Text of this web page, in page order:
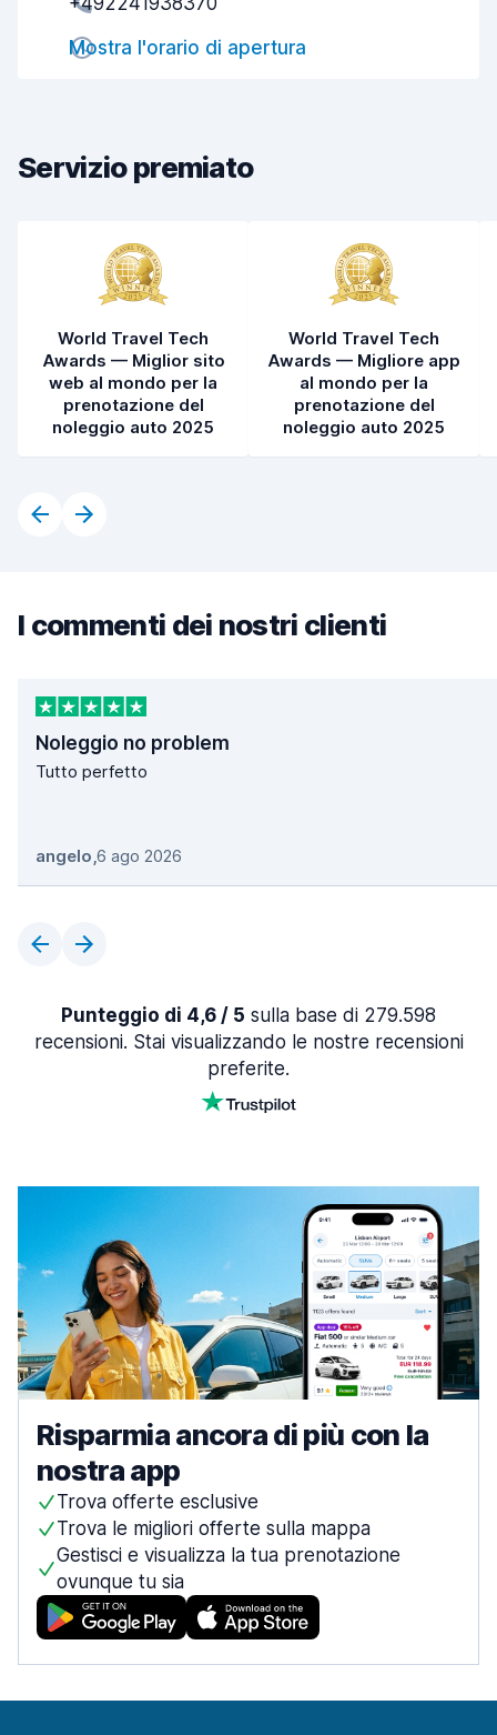
Rapidità del ritiro
Rapidità della riconsegna
Condizioni dell'auto
Mostra l'orario di apertura
Servizio premiato
World Travel Tech
Awards — Miglior sito
web al mondo per la
prenotazione del
noleggio auto 2025
World Travel Tech
Awards — Migliore app
al mondo per la
prenotazione del
noleggio auto 2025
I commenti dei nostri clienti
Noleggio no problem
Tutto perfetto
angelo,6 ago 2026
Punteggio di 4,6 / 5 sulla base di 279.598
recensioni. Stai visualizzando le nostre recensioni
preferite.
Risparmia ancora di più con la
nostra app
Trova offerte esclusive
Trova le migliori offerte sulla mappa
Gestisci e visualizza la tua prenotazione
ovunque tu sia